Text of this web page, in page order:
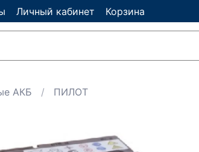
Личный кабинет Корзина
АКБ ПИЛОТ